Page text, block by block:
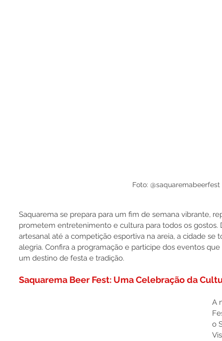
Foto: @saquaremabeerfest
Saquarema se prepara para um fim de semana vibrante,
prometem entretenimento e cultura para todos os gostos.
artesanal até a competição esportiva na areia, a cidade
alegria. Confira a programação e participe dos eventos
um destino de festa e tradição.
Saquarema Beer Fest: Uma Celebração da
A
o